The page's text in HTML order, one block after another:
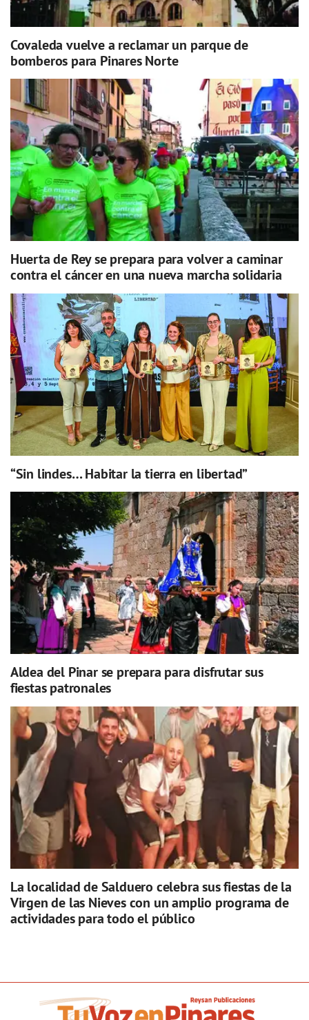
Covaleda vuelve a reclamar un parque de
bomberos para Pinares Norte
Huerta de Rey se prepara para volver a caminar
contra el cáncer en una nueva marcha solidaria
“Sin lindes… Habitar la tierra en libertad”
Aldea del Pinar se prepara para disfrutar sus
fiestas patronales
La localidad de Salduero celebra sus fiestas de la
Virgen de las Nieves con un amplio programa de
actividades para todo el público